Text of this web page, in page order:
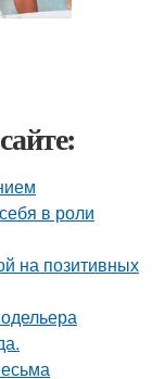
в роли
на позитивных